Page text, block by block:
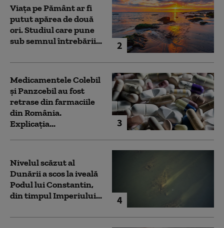
2
Viața pe Pământ ar fi
putut apărea de două
ori. Studiul care pune
sub semnul întrebării...
3
Medicamentele Colebil
și Panzcebil au fost
retrase din farmaciile
din România.
Explicația...
4
Nivelul scăzut al
Dunării a scos la iveală
Podul lui Constantin,
din timpul Imperiului...